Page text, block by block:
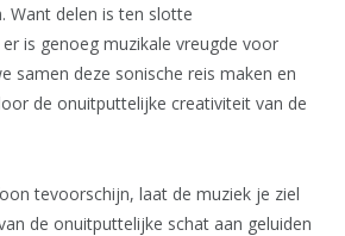
Want delen is ten slotte
is genoeg muzikale vreugde voor
samen deze sonische reis maken en
de onuitputtelijke creativiteit van de
tevoorschijn, laat de muziek je ziel
de onuitputtelijke schat aan geluiden